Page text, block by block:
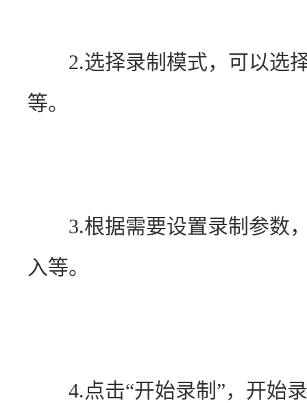
2.选择录制模式，可以选
等。
3.根据需要设置录制参数，
入等。
4.点击“开始录制”，开始录